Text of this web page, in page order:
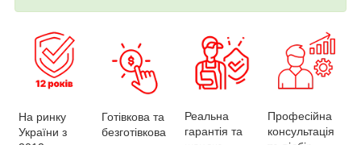
На ринку
України з
Готівкова та
безготівкова
Реальна
гарантія та
Професійна
консультація